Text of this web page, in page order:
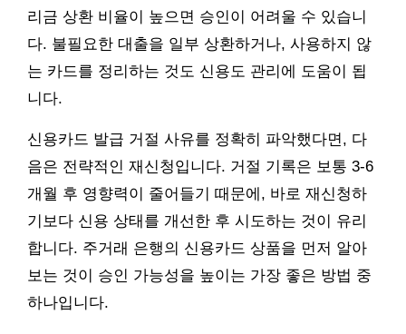
리금 상환 비율이 높으면 승인이 어려울 수 있습니
다. 불필요한 대출을 일부 상환하거나, 사용하지 않
는 카드를 정리하는 것도 신용도 관리에 도움이 됩
니다.
신용카드 발급 거절 사유를 정확히 파악했다면, 다
음은 전략적인 재신청입니다. 거절 기록은 보통 3-6
개월 후 영향력이 줄어들기 때문에, 바로 재신청하
기보다 신용 상태를 개선한 후 시도하는 것이 유리
합니다. 주거래 은행의 신용카드 상품을 먼저 알아
보는 것이 승인 가능성을 높이는 가장 좋은 방법 중
하나입니다.